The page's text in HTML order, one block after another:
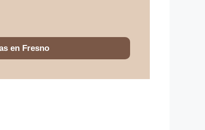
en Fresno